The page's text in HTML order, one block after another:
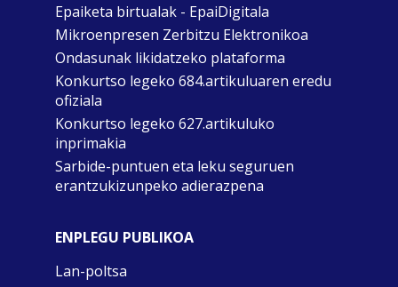
Epaiketa birtualak - EpaiDigitala
Mikroenpresen Zerbitzu Elektronikoa
Ondasunak likidatzeko plataforma
Konkurtso legeko 684.artikuluaren eredu
ofiziala
Konkurtso legeko 627.artikuluko
inprimakia
Sarbide-puntuen eta leku seguruen
erantzukizunpeko adierazpena
ENPLEGU PUBLIKOA
Lan-poltsa